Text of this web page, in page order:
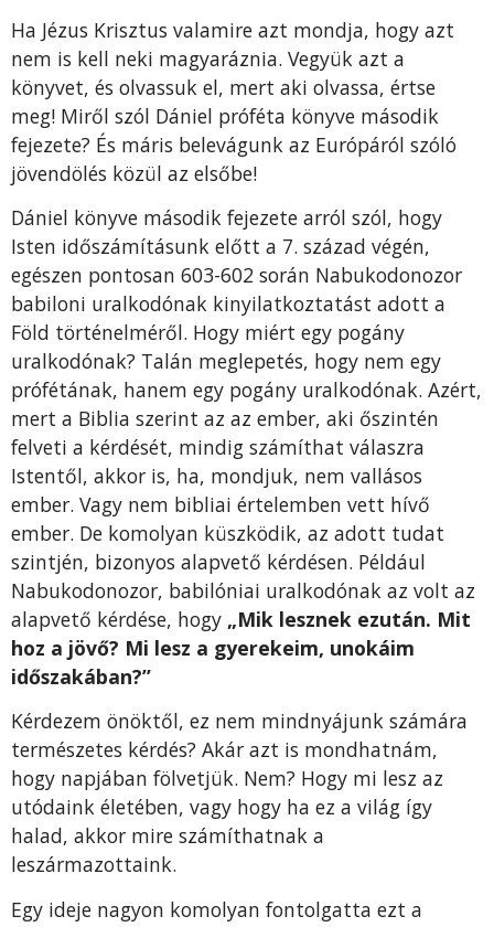
Ha Jézus Krisztus valamire azt mondja, hogy azt
nem is kell neki magyaráznia. Vegyük azt a
könyvet, és olvassuk el, mert aki olvassa, értse
meg! Miről szól Dániel próféta könyve második
fejezete? És máris belevágunk az Európáról szóló
jövendölés közül az elsőbe!
Dániel könyve második fejezete arról szól, hogy
Isten időszámításunk előtt a 7. század végén,
egészen pontosan 603-602 során Nabukodonozor
babiloni uralkodónak kinyilatkoztatást adott a
Föld történelméről. Hogy miért egy pogány
uralkodónak? Talán meglepetés, hogy nem egy
prófétának, hanem egy pogány uralkodónak. Azért,
mert a Biblia szerint az az ember, aki őszintén
felveti a kérdését, mindig számíthat válaszra
Istentől, akkor is, ha, mondjuk, nem vallásos
ember. Vagy nem bibliai értelemben vett hívő
ember. De komolyan küszködik, az adott tudat
szintjén, bizonyos alapvető kérdésen. Például
Nabukodonozor, babilóniai uralkodónak az volt az
alapvető kérdése, hogy „Mik lesznek ezután. Mit
hoz a jövő? Mi lesz a gyerekeim, unokáim
időszakában?”
Kérdezem önöktől, ez nem mindnyájunk számára
természetes kérdés? Akár azt is mondhatnám,
hogy napjában fölvetjük. Nem? Hogy mi lesz az
utódaink életében, vagy hogy ha ez a világ így
halad, akkor mire számíthatnak a
leszármazottaink.
Egy ideje nagyon komolyan fontolgatta ezt a